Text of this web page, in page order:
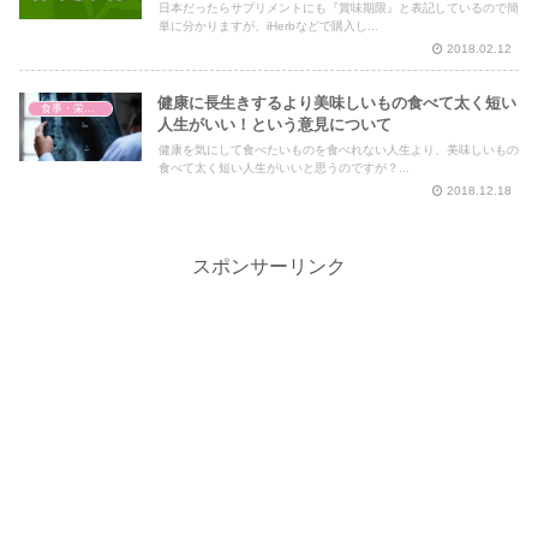
日本だったらサプリメントにも『賞味期限』と表記しているので簡
単に分かりますが、iHerbなどで購入し...
2018.02.12
食事・栄養・サプリ
健康に長生きするより美味しいもの食べて太く短い
人生がいい！という意見について
健康を気にして食べたいものを食べれない人生より、美味しいもの
食べて太く短い人生がいいと思うのですが？...
2018.12.18
スポンサーリンク